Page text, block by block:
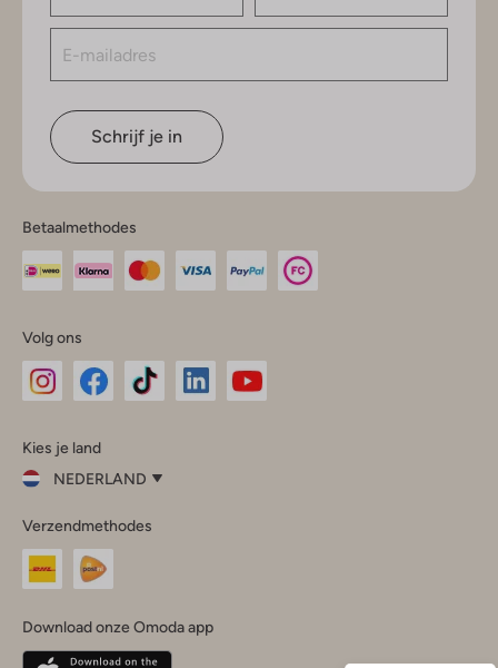
Schrijf je in
Betaalmethodes
Volg ons
InstagramFacebook
Kies je land
NEDERLAND
je
land
Nederland
Belgique(Français)
Verzendmethodes
Download onze Omoda app